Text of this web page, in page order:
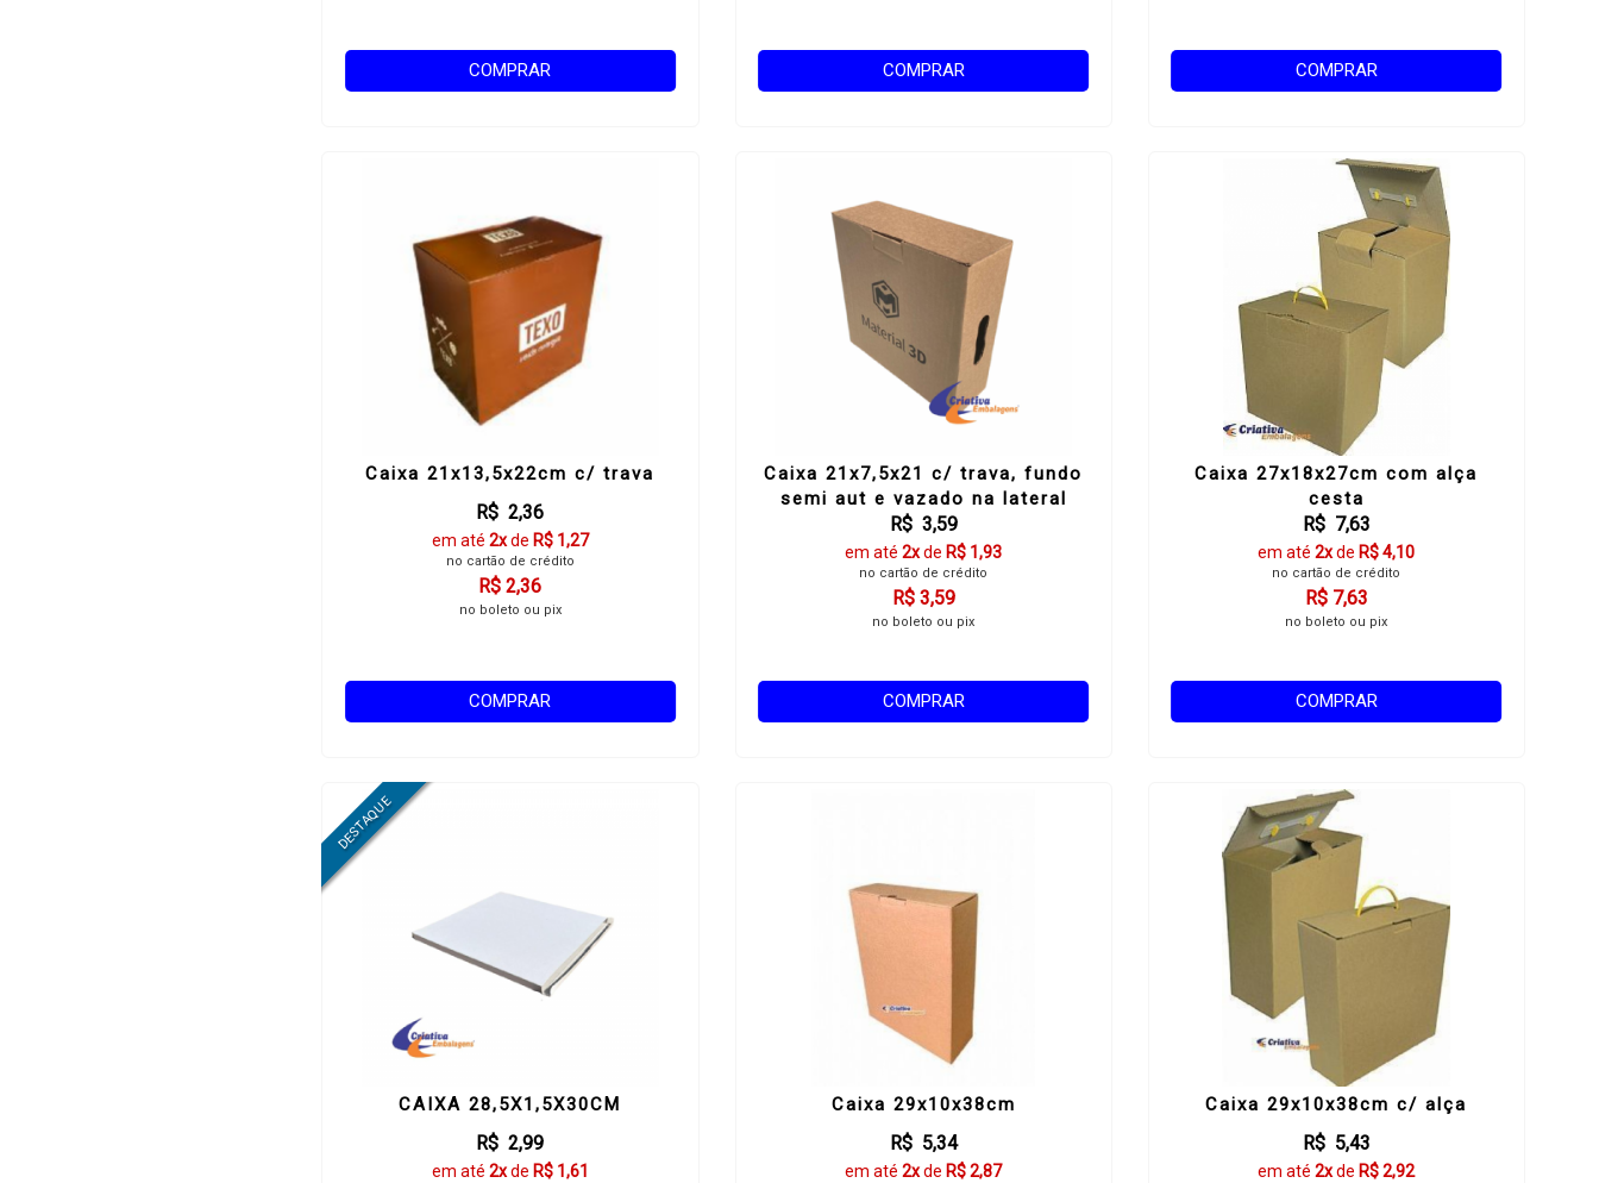
COMPRAR COMPRAR COMPRAR
Caixa 21x13,5x22cm c/ trava
R$ 2,36
em até 2xde R$ 1,27
no cartão de crédito
R$ 2,36
no boleto ou pix
COMPRAR
Caixa 21x7,5x21 c/ trava, fundo
semi aut e vazado na lateral
R$ 3,59
em até2xde R$ 1,93
no cartão de crédito
R$ 3,59
no boleto ou pix
COMPRAR
Caixa 27x18x27cm com alça
cesta
R$ 7,63
em até2xde R$ 4,10
no cartão de crédito
R$ 7,63
no boleto ou pix
COMPRAR
CAIXA 28,5X1,5X30CM
R$ 2,99
em até 2xde R$ 1,61
Caixa 29x10x38cm
R$ 5,34
em até2xde R$ 2,87
Caixa 29x10x38cm c/ alça
R$ 5,43
em até2xde R$ 2,92